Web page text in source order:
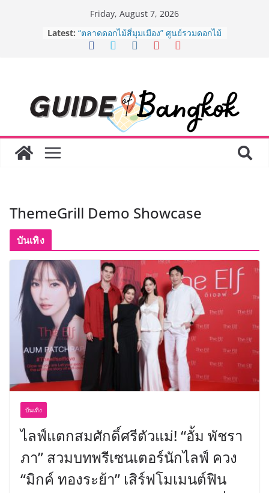
Friday, August 7, 2026
Latest: “ตลาดดอกไม้สี่มุมเมือง” ศูนย์รวมดอกไม้
สด ดอกไม้ประดิษฐ์ พวงมาลัย และสังฆ
ครั้งแรกของไทย ส่งอุปกรณ์วิทยาศาสตร์
“CE-7 MATCH” ฝีมือคนไทย ร่วมภารกิจ
สำรวจดวงจันทร์ 24 สิงหาคมนี้
8.8 “ซูเลียน” รวมพลังนักธุรกิจทั่ว
ประเทศ จัดประชุมใหญ่แห่งปี พบ CEO
ราชวงศ์” พุ่งทะยานสู่น่านฟ้า
ระดับผลิตภัณฑ์ท้องถิ่นสู่ตลาดเชิง
พาณิชย์อย่างยั่งยืน
ThemeGrill Demo Showcase
บันเทิง
บันเทิง
ไลฟ์แตกสมศักดิ์ศรีตัวแม่! “อั้ม พัชรา
ภา” สวมบทพรีเซนเตอร์นักไลฟ์ ควง
“มิกค์ ทองระย้า” เสิร์ฟโมเมนต์ฟิน